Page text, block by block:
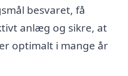
besvaret, få
anlæg og sikre, at
optimalt i mange år